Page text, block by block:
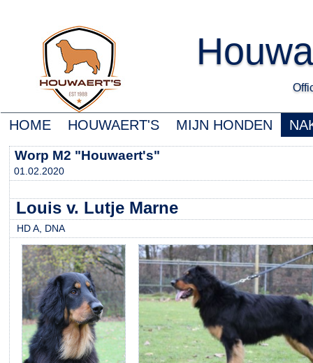
HOME HOUWAERT'S MIJN HONDEN
Worp M2 "Houwaert's"
01.02.2020
Louis v. Lutje Marne
HD A, DNA